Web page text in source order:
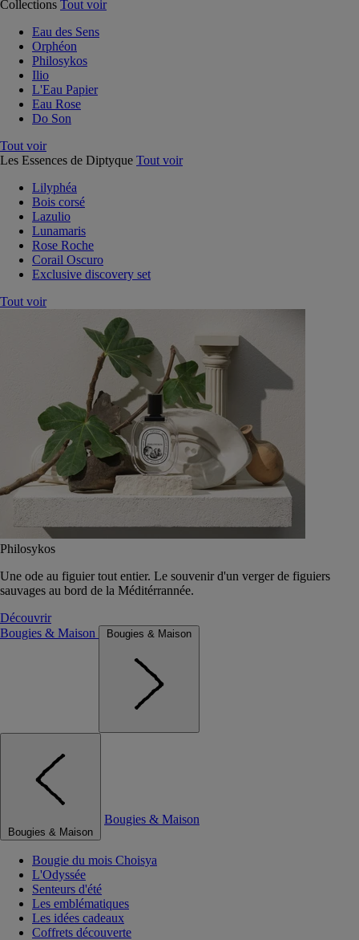
Collections Tout voir
Eau des Sens
Orphéon
Philosykos
Ilio
L'Eau Papier
Eau Rose
Do Son
Tout voir
Les Essences de Diptyque Tout voir
Lilyphéa
Bois corsé
Lazulio
Lunamaris
Rose Roche
Corail Oscuro
Exclusive discovery set
Tout voir
Philosykos
Une ode au figuier tout entier. Le souvenir d'un verger de figuiers
sauvages au bord de la Méditérrannée.
Découvrir
Bougies & Maison
Bougies & Maison
Bougies & Maison
Bougies & Maison
Bougie du mois Choisya
L'Odyssée
Senteurs d'été
Les emblématiques
Les idées cadeaux
Coffrets découverte